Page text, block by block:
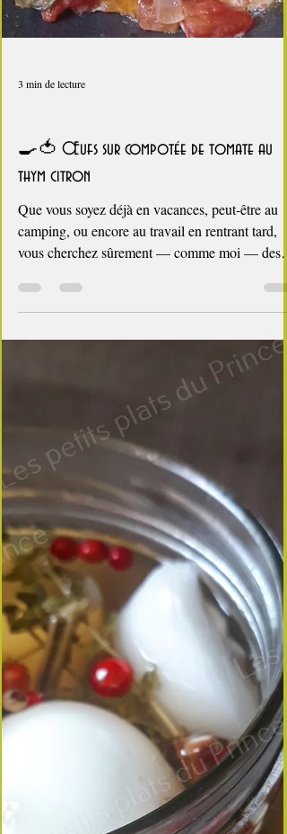
🍳🍅 Œufs sur compotée de tomate au
thym citron
Que vous soyez déjà en vacances, peut‑être au
camping, ou encore au travail en rentrant tard,
plats qui rassasient sans vous demander des
heures en cuisine. Pour la recette du jour, je vous
propose un plat simple, parfumé, ensoleillé : des
œufs nichés dans une compotée de tomates au
thym citron, relevée d’une pointe de piment. Une
version douce de la tchoutchouka, parfaite pour
les repas familiaux, les soirées d’été ou les
brunchs impr